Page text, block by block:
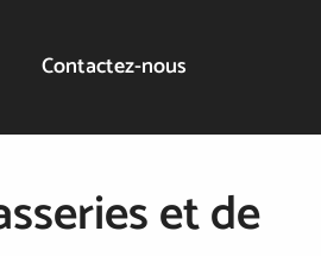
Contactez-nous
et de